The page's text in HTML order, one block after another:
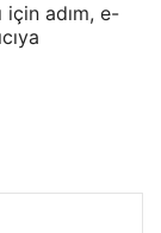
için adım, e-